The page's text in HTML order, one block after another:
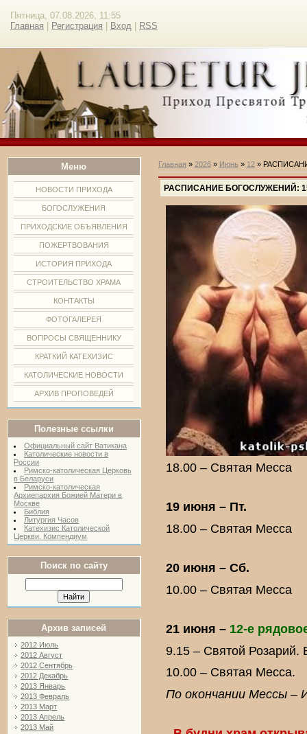
Пятница, 07.08.2026, 11:55
Главная
Регистрация Вход RSS
Меню
НОВОСТИ ПРИХОДА
БОГОСЛУЖЕНИЯ
ПРИХОДСКИЕ ОБЪЯВЛЕНИЯ
ПОЖЕРТВОВАНИЯ
ИСТОРИЯ ПРИХОДА
СТРОИТЕЛЬСТВО ХРАМА
КОНТАКТЫ
ФОТОГАЛЕРЕЯ
ВОПРОСЫ СВЯЩЕННИКУ
КРАТКИЙ КАТЕХИЗИС
КАТОЛИЧЕСКИЕ НОВОСТИ
АРХИВ ПРОПОВЕДЕЙ
Полезные ссылки
Официальный сайт Ватикана
Католические новости в
России
Римско-католическая Церковь
в Беларуси
Римско-католическая
Архиепархия Божией Матери в
Москве
Библия
Литургия Часов
Катехизис Католической
Церкви. Компендиум
Поиск по сайту
Архив записей
2012 Июль
2012 Август
2012 Сентябрь
2012 Декабрь
2013 Январь
2013 Февраль
2013 Март
2013 Апрель
2013 Май
Главная » 2026 » Июнь » 12»
РАСПИСАНИЕ БОГОСЛУЖЕНИЙ:
18.00 – Святая Месса
19 июня – Пт.
18.00 – Святая Месса
20 июня – Сб.
10.00 – Святая Месса
21 июня – 12-е
9.15 – Святой
10.00 – Святая Месса.
По окончании Мессы –